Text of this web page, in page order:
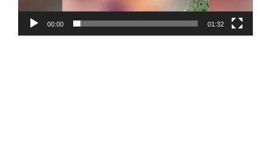
00:00 01:32